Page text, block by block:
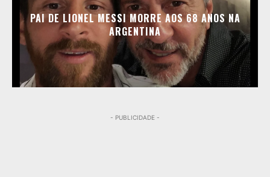
PAI DE LIONEL MESSI MORRE AOS 68 ANOS NA
ARGENTINA
- PUBLICIDADE -